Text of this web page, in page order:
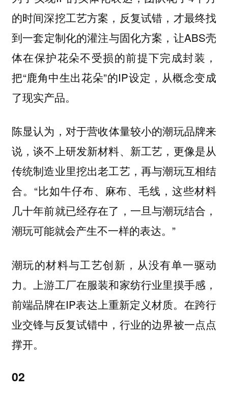
的时间深挖工艺方案，反复试错，才最终找
到一套定制化的灌注与固化方案，让ABS壳
体在保护花朵不受损的前提下完成封装，
把“鹿角中生出花朵”的IP设定，从概念变成
了现实产品。
陈显认为， 对于营收体量较小的潮玩品牌来
说，谈不上研发新材料、新工艺，更像是从
传统制造业里挖出老工艺，再与潮玩互相结
合。 “比如牛仔布、麻布、毛线，这些材料
几十年前就已经存在了，一旦与潮玩结合，
潮玩可能就会产生不一样的表达。”
潮玩的材料与工艺创新，从没有单一驱动
力。上游工厂在服装和家纺行业里摸手感，
前端品牌在IP表达上重新定义材质。在跨行
业交锋与反复试错中，行业的边界被一点点
撑开。
02